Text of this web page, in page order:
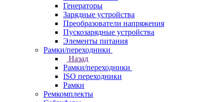
Генераторы
Зарядные устройства
Преобразователи напряжения
Пускозарядные устройства
Элементы питания
Рамки/переходники
Назад
Рамки/переходники
ISO переходники
Рамки
Ремкомплекты